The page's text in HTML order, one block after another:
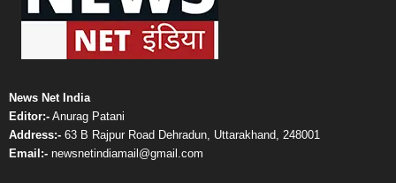
News Net India
Editor:- Anurag Patani
Address:- 63 B Rajpur Road Dehradun, Uttarakhand, 248001
Email:- newsnetindiamail@gmail.com